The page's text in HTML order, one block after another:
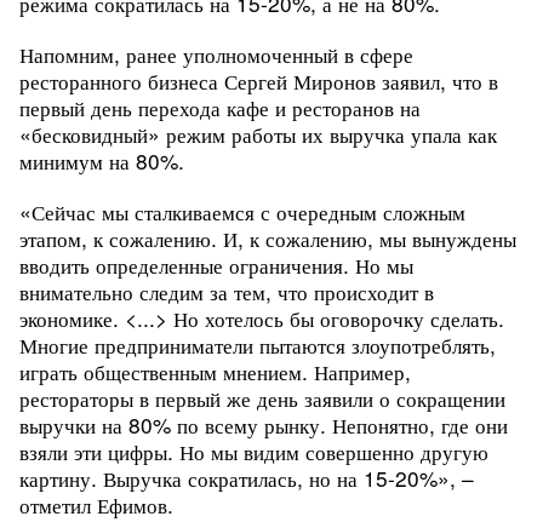
Напомним, ранее уполномоченный в сфере
ресторанного бизнеса Сергей Миронов заявил, что в
первый день перехода кафе и ресторанов на
«бесковидный» режим работы их выручка упала как
минимум на 80%.
«Сейчас мы сталкиваемся с очередным сложным
этапом, к сожалению. И, к сожалению, мы вынуждены
вводить определенные ограничения. Но мы
внимательно следим за тем, что происходит в
экономике. <...> Но хотелось бы оговорочку сделать.
Многие предприниматели пытаются злоупотреблять,
играть общественным мнением. Например,
рестораторы в первый же день заявили о сокращении
выручки на 80% по всему рынку. Непонятно, где они
взяли эти цифры. Но мы видим совершенно другую
картину. Выручка сократилась, но на 15-20%», –
отметил Ефимов.